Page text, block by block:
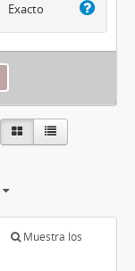
Exacto
Muestra los